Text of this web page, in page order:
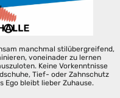
manchmal stilübergreifend,
voneinader zu lernen
Keine Vorkenntnisse
Tief- oder Zahnschutz
Ego bleibt lieber Zuhause.